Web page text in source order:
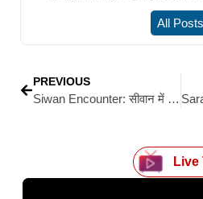
All Posts
PREVIOUS
Siwan Encounter: सीवान में पुलिस एनकाउंटर : कुख्यात लक्की तिवारी दोनों पैरों में गोली लगने से घायल, अस्पताल में भर्ती
Live